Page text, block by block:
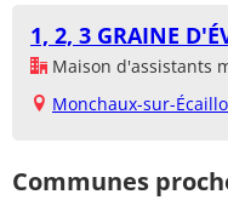
1, 2, 3 GRAINE
Maison d'assistants
Monchaux-sur-
Communes